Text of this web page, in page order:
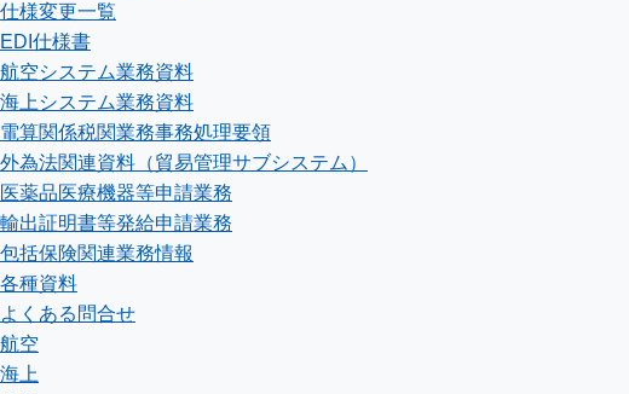
仕様変更一覧
EDI仕様書
航空システム業務資料
海上システム業務資料
電算関係税関業務事務処理要領
外為法関連資料（貿易管理サブシステム）
医薬品医療機器等申請業務
輸出証明書等発給申請業務
包括保険関連業務情報
各種資料
よくある問合せ
航空
海上